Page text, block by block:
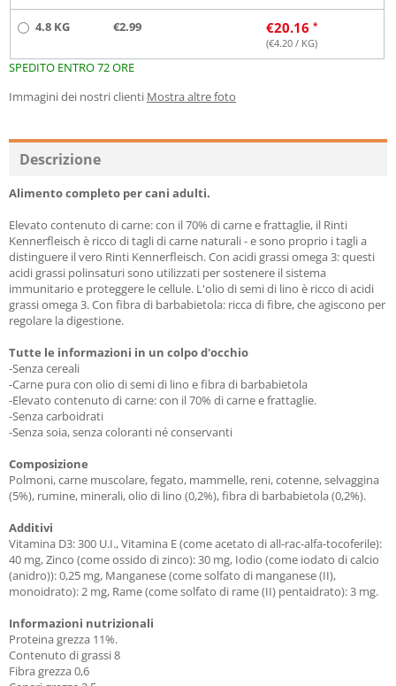
4.8 KG €2.99 €20.16
(€4.20 / KG)
SPEDITO ENTRO 72 ORE
Immagini dei nostri clienti Mostra altre foto
Descrizione
Alimento completo per cani adulti.
Elevato contenuto di carne: con il 70% di carne e frattaglie, il Rinti
Kennerfleisch è ricco di tagli di carne naturali - e sono proprio i tagli a
distinguere il vero Rinti Kennerfleisch. Con acidi grassi omega 3: questi
acidi grassi polinsaturi sono utilizzati per sostenere il sistema
immunitario e proteggere le cellule. L'olio di semi di lino è ricco di acidi
grassi omega 3. Con fibra di barbabietola: ricca di fibre, che agiscono per
regolare la digestione.
Tutte le informazioni in un colpo d'occhio
-Senza cereali
-Carne pura con olio di semi di lino e fibra di barbabietola
-Elevato contenuto di carne: con il 70% di carne e frattaglie.
-Senza carboidrati
-Senza soia, senza coloranti né conservanti
Composizione
Polmoni, carne muscolare, fegato, mammelle, reni, cotenne, selvaggina
(5%), rumine, minerali, olio di lino (0,2%), fibra di barbabietola (0,2%).
Additivi
Vitamina D3: 300 U.I., Vitamina E (come acetato di all-rac-alfa-tocoferile):
40 mg, Zinco (come ossido di zinco): 30 mg, Iodio (come iodato di calcio
(anidro)): 0,25 mg, Manganese (come solfato di manganese (II),
monoidrato): 2 mg, Rame (come solfato di rame (II) pentaidrato): 3 mg.
Informazioni nutrizionali
Proteina grezza 11%.
Contenuto di grassi 8
Fibra grezza 0,6